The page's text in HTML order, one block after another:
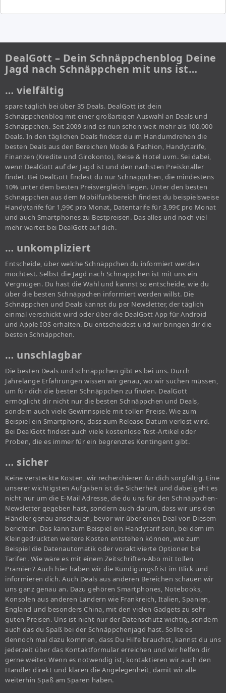
DealGott – Dein Schnäppchenblog Deine
Jagd nach Schnäppchen mit uns ist…
… vielfältig
spare täglich bei über 35 Deals. DealGott ist dein
Schnäppchenblog mit einer großartigen Auswahl an Deals und
Schnäppchen. Seit 2009 sind es nun schon weit mehr als 100.000
Deals. In den täglichen Deals findest du im Handumdrehen die
besten Deals aus den Bereichen Mode & Fashion, Handytarife,
Finanzen (Kredite und Girokonto), Reise & Hotel uvm. Sei dabei,
wenn DealGott auf der Jagd ist und den nächsten Preisknaller
findet. Bei DealGott findest du nur Schnäppchen, die mindestens
10% unter dem besten Preisvergleich liegen. Unter den besten
Schnäppchen aus dem Mobilfunkbereich findest du beispielsweise
Handytarife für 1,99€ pro Monat, Datentarife für 3,99€ pro Monat
und auch Smartphones zu Bestpreisen. Das alles und noch viel
mehr wartet bei DealGott auf dich.
… unkompliziert
Entscheide, über welche Schnäppchen du informiert werden
möchtest. Selbst die Jagd nach Schnäppchen ist mit uns ein
Vergnügen. Du hast die Wahl und kannst so entscheide, wie du
über die besten Schnäppchen informiert werden willst. Die
Schnäppchen und Deals kannst du per Newsletter, der täglich
einmal verschickt wird oder über die DealGott App für Android
und Apple IOS erhalten. Du entscheidest und wir bringen dir die
besten Schnäppchen.
… unschlagbar
Die besten Deals und schnäppchen gibt es bei uns. Durch
Jahrelange Erfahrungen wissen wir genau, wo wir suchen müssen,
um für dich die besten Schnäppchen zu finden. DealGott
ermöglicht dir nicht nur die besten Schnäppchen und Deals,
sondern auch viele Gewinnspiele mit tollen Preise. Wie zum
Beispiel ein Smartphone, dass zum Release-Datum verlost wird.
Bei DealGott findest auch viele kostenlose Test-Artikel oder
Proben, die es immer für ein begrenztes Kontingent gibt.
… sicher
Keine versteckte Kosten, wir recherchieren für dich sorgfältig. Eine
unserer wichtigsten Aufgaben ist die Sicherheit und dabei geht es
nicht nur um die E-Mail Adresse, die du uns für den Schnäppchen-
Newsletter gegeben hast, sondern auch darum, dass wir uns den
Händler genau anschauen, bevor wir über einen Deal von Diesem
berichten. Das kann zum Beispiel ein Handytarif sein, bei dem im
Kleingedruckten weitere Kosten entstehen können, wie zum
Beispiel die Datenautomatik oder voraktivierte Optionen bei
Tarifen. Wie wäre es mit einem Zeitschriften-Abo mit tollen
Prämien? Auch hier haben wir die Kündigungsfrist im Blick und
informieren dich. Auch Deals aus anderen Bereichen schauen wir
uns ganz genau an. Dazu gehören Smartphones, Notebooks,
Konsolen aus anderen Ländern wie Frankreich, Italien, Spanien,
England und besonders China, mit den vielen Gadgets zu sehr
guten Preisen. Uns ist nicht nur der Datenschutz wichtig, sondern
auch das du Spaß bei der Schnäppchenjagd hast. Sollte es
dennoch mal dazu kommen, dass Du Hilfe brauchst, kannst du uns
jederzeit über das Kontaktformular erreichen und wir helfen dir
gerne weiter. Wenn es notwendig ist, kontaktieren wir auch den
Händler direkt und klären die Angelegenheit, damit wir alle
weiterhin Spaß am Sparen haben.